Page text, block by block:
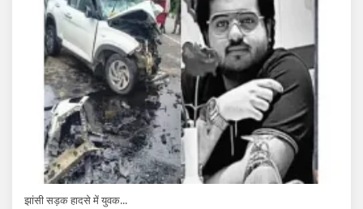
झांसी सड़क हादसे में युवक...